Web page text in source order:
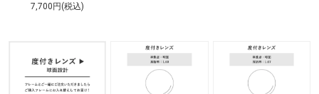
7,700円(税込)